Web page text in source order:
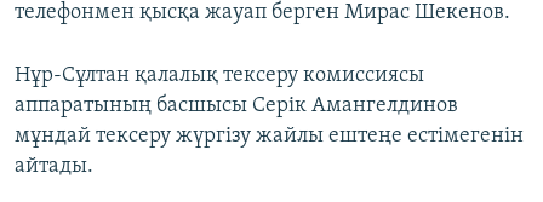
телефонмен қысқа жауап берген Мирас Шекенов.
Нұр-Сұлтан қалалық тексеру комиссиясы
аппаратының басшысы Серік Амангелдинов
мұндай тексеру жүргізу жайлы ештеңе естімегенін
айтады.